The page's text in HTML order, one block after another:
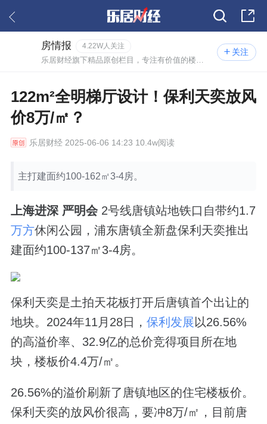
关注
房情报 4.22W人关注
122m²全明梯厅设计！保利天奕放风
价8万/㎡？
乐居财经2025-06-06 14:23 10.4w阅读
主打建面约100-162㎡3-4房。
上海进深 严明会2号线唐镇站地铁口自带约1.7
万方休闲公园，浦东唐镇全新盘保利天奕推出
建面约100-137㎡3-4房。
保利天奕是土拍天花板打开后唐镇首个出让的
地块。2024年11月28日， 保利发展以26.56%
的高溢价率、32.9亿的总价竞得项目所在地
块，楼板价4.4万/㎡。
26.56%的溢价刷新了唐镇地区的住宅楼板价。
保利天奕的放风价很高，要冲8万/㎡，目前唐